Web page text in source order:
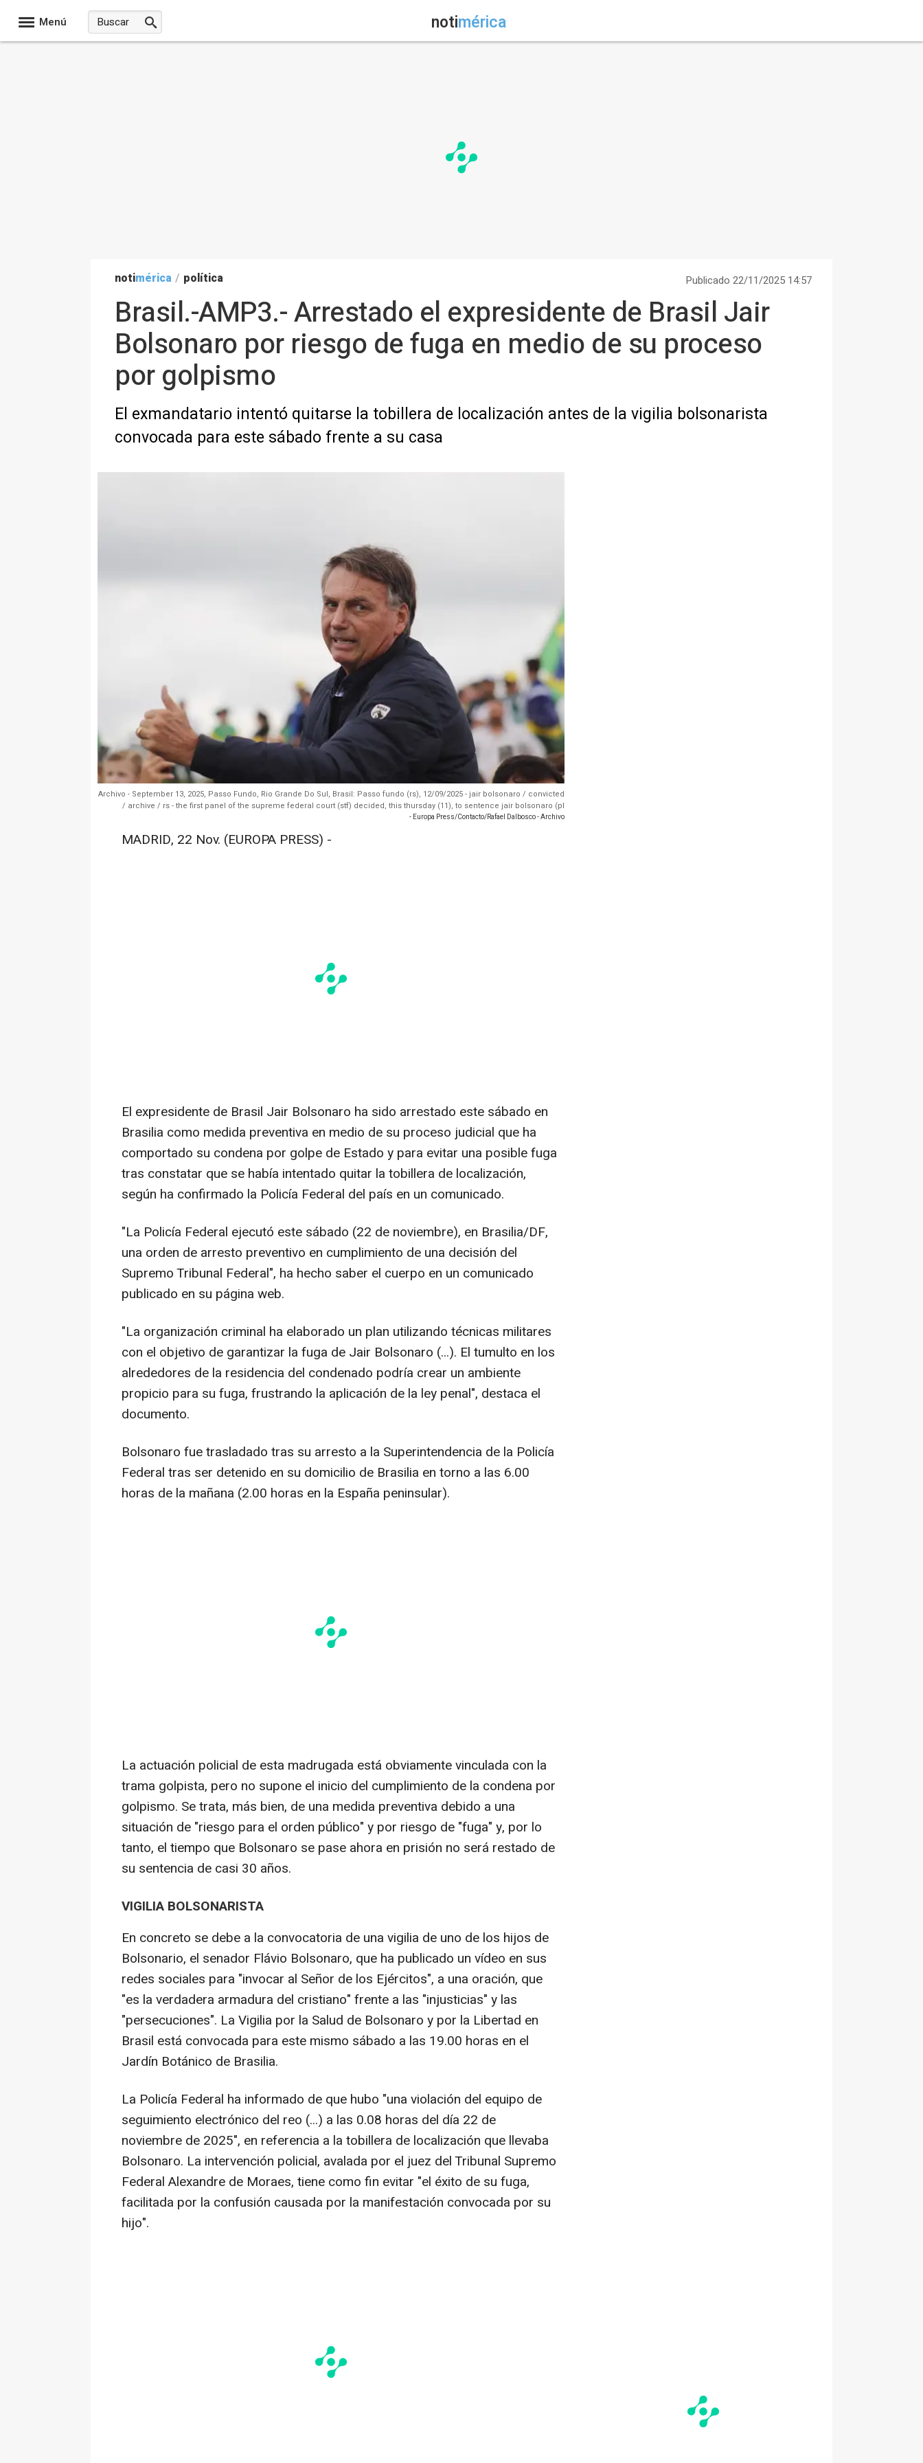
Menú notimérica
notimérica / política Publicado 22/11/2025 14:57
Brasil.-AMP3.- Arrestado el expresidente de Brasil Jair
Bolsonaro por riesgo de fuga en medio de su proceso
por golpismo
El exmandatario intentó quitarse la tobillera de localización antes de la vigilia bolsonarista
convocada para este sábado frente a su casa
Archivo - September 13, 2025, Passo Fundo, Rio Grande Do Sul, Brasil: Passo fundo (rs), 12/09/2025 - jair bolsonaro / convicted
/ archive / rs - the first panel of the supreme federal court (stf) decided, this thursday (11), to sentence jair bolsonaro (pl
- Europa Press/Contacto/Rafael Dalbosco - Archivo
MADRID, 22 Nov. (EUROPA PRESS) -
El expresidente de Brasil Jair Bolsonaro ha sido arrestado este sábado en
Brasilia como medida preventiva en medio de su proceso judicial que ha
comportado su condena por golpe de Estado y para evitar una posible fuga
tras constatar que se había intentado quitar la tobillera de localización,
según ha confirmado la Policía Federal del país en un comunicado.
"La Policía Federal ejecutó este sábado (22 de noviembre), en Brasilia/DF,
una orden de arresto preventivo en cumplimiento de una decisión del
Supremo Tribunal Federal", ha hecho saber el cuerpo en un comunicado
publicado en su página web.
"La organización criminal ha elaborado un plan utilizando técnicas militares
con el objetivo de garantizar la fuga de Jair Bolsonaro (...). El tumulto en los
alrededores de la residencia del condenado podría crear un ambiente
propicio para su fuga, frustrando la aplicación de la ley penal", destaca el
documento.
Bolsonaro fue trasladado tras su arresto a la Superintendencia de la Policía
Federal tras ser detenido en su domicilio de Brasilia en torno a las 6.00
horas de la mañana (2.00 horas en la España peninsular).
La actuación policial de esta madrugada está obviamente vinculada con la
trama golpista, pero no supone el inicio del cumplimiento de la condena por
golpismo. Se trata, más bien, de una medida preventiva debido a una
situación de "riesgo para el orden público" y por riesgo de "fuga" y, por lo
tanto, el tiempo que Bolsonaro se pase ahora en prisión no será restado de
su sentencia de casi 30 años.
VIGILIA BOLSONARISTA
En concreto se debe a la convocatoria de una vigilia de uno de los hijos de
Bolsonario, el senador Flávio Bolsonaro, que ha publicado un vídeo en sus
redes sociales para "invocar al Señor de los Ejércitos", a una oración, que
"es la verdadera armadura del cristiano" frente a las "injusticias" y las
"persecuciones". La Vigilia por la Salud de Bolsonaro y por la Libertad en
Brasil está convocada para este mismo sábado a las 19.00 horas en el
Jardín Botánico de Brasilia.
La Policía Federal ha informado de que hubo "una violación del equipo de
seguimiento electrónico del reo (...) a las 0.08 horas del día 22 de
noviembre de 2025", en referencia a la tobillera de localización que llevaba
Bolsonaro. La intervención policial, avalada por el juez del Tribunal Supremo
Federal Alexandre de Moraes, tiene como fin evitar "el éxito de su fuga,
facilitada por la confusión causada por la manifestación convocada por su
hijo".